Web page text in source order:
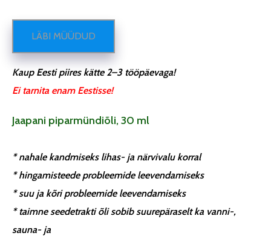
LÄBI MÜÜDUD
Kaup Eesti piires kätte 2–3 tööpäevaga!
Ei tarnita enam Eestisse!
Jaapani piparmündiõli, 30 ml
* nahale kandmiseks lihas- ja närvivalu korral
* hingamisteede probleemide leevendamiseks
* suu ja kõri probleemide leevendamiseks
* taimne seedetrakti õli sobib suurepäraselt ka vanni-,
sauna- ja